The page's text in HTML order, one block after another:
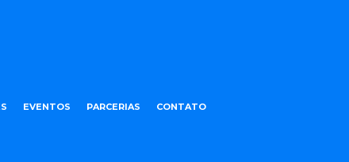
EVENTOS PARCERIAS CONTATO